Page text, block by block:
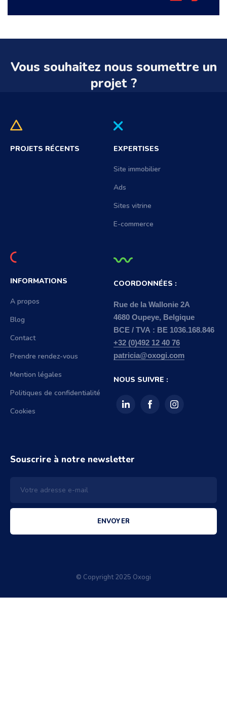
Vous souhaitez nous soumettre un
projet ?
PROJETS RÉCENTS EXPERTISES
Site immobilier
Ads
Sites vitrine
E-commerce
INFORMATIONS
A propos
Blog
Contact
Prendre rendez-vous
Mention légales
Politiques de confidentialité
Cookies
COORDONNÉES :
Rue de la Wallonie 2A
4680 Oupeye, Belgique
BCE / TVA : BE 1036.168.846
+32 (0)492 12 40 76
patricia@oxogi.com
NOUS SUIVRE :
Souscrire à notre newsletter
ENVOYER
© Copyright 2025 Oxogi